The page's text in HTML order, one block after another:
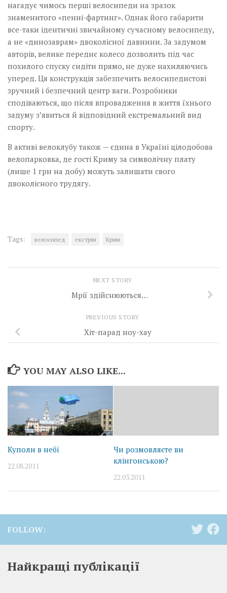
нагадує чимось перші велосипеди на зразок
знаменитого «пенні-фартинг». Однак його габарити
все-таки ідентичні звичайному сучасному велосипеду,
а не «динозаврам» двоколісної давнини. За задумом
авторів, велике переднє колесо дозволить під час
похилого спуску сидіти прямо, не дуже нахиляючись
уперед. Ця конструкція забезпечить велосипедистові
зручний і безпечний центр ваги. Розробники
сподіваються, що після впровадження в життя їхнього
задуму з’явиться й відповідний екстремальний вид
спорту.
В активі велоклубу також — єдина в Україні цілодобова
велопарковка, де гості Криму за символічну плату
(лише 1 грн на добу) можуть залишати свого
двоколісного трудягу.
Tags: велосипед екстрім Крим
NEXT STORY
Мрії здійснюються…
PREVIOUS STORY
Хіт-парад ноу-хау
YOU MAY ALSO LIKE...
Куполи в небі
22.08.2011
Чи розмовляєте ви
клінгонською?
22.03.2011
FOLLOW:
Найкращі публікації